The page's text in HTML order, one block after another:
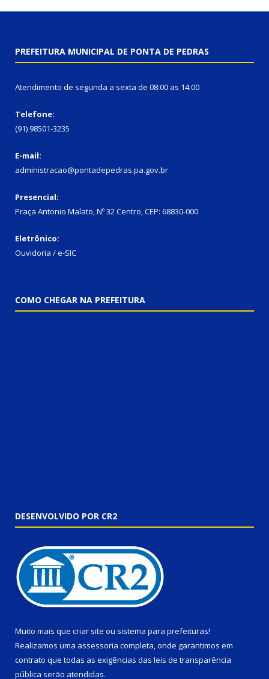
PREFEITURA MUNICIPAL DE PONTA DE PEDRAS
Atendimento de segunda a sexta de 08:00 as 14:00
Telefone:
(91) 98501-3235
E-mail:
administracao@pontadepedras.pa.gov.br
Presencial:
Praça Antonio Malato, Nº 32 Centro, CEP: 68830-000
Eletrônico:
Ouvidoria / e-SIC
COMO CHEGAR NA PREFEITURA
DESENVOLVIDO POR CR2
Muito mais que criar site ou sistema para prefeituras!
Realizamos uma assessoria completa, onde garantimos em
contrato que todas as exigências das leis de transparência
pública serão atendidas.